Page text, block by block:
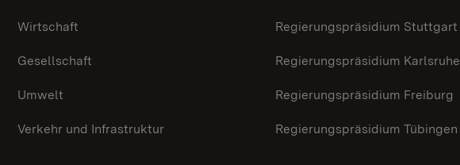
Wirtschaft
Gesellschaft
Umwelt
Verkehr und Infrastruktur
Regierungspräsidium Stuttgart
Regierungspräsidium Karlsruhe
Regierungspräsidium Freiburg
Regierungspräsidium Tübingen